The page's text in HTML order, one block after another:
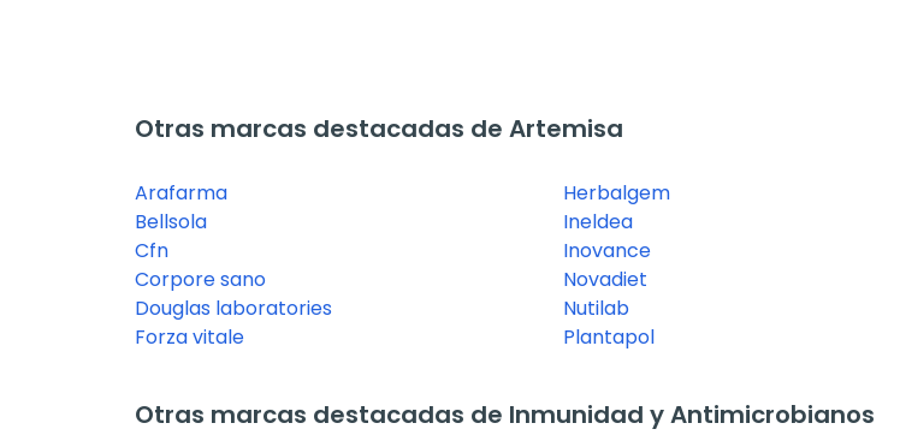
Otras marcas destacadas de Artemisa
Arafarma
Bellsola
Cfn
Corpore sano
Douglas laboratories
Forza vitale
Herbalgem
Ineldea
Inovance
Novadiet
Nutilab
Plantapol
Otras marcas destacadas de Inmunidad y Antimicrobianos